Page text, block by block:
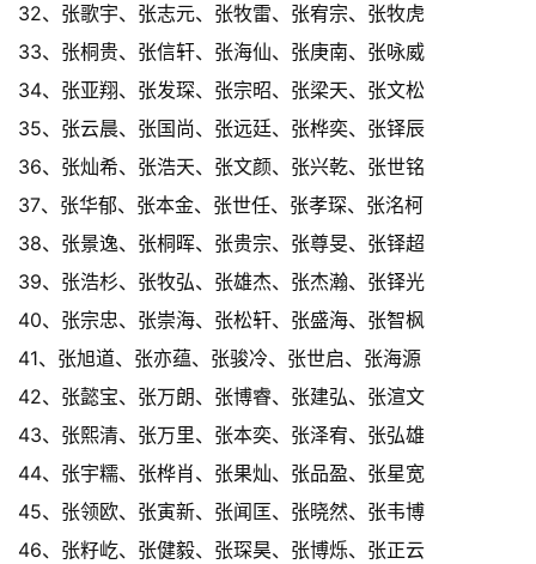
32、张歌宇、张志元、张牧雷、张宥宗、张牧虎
33、张桐贵、张信轩、张海仙、张庚南、张咏威
34、张亚翔、张发琛、张宗昭、张梁天、张文松
35、张云晨、张国尚、张远廷、张桦奕、张铎辰
36、张灿希、张浩天、张文颜、张兴乾、张世铭
37、张华郁、张本金、张世任、张孝琛、张洺柯
38、张景逸、张桐晖、张贵宗、张尊旻、张铎超
39、张浩杉、张牧弘、张雄杰、张杰瀚、张铎光
40、张宗忠、张崇海、张松轩、张盛海、张智枫
41、张旭道、张亦蕴、张骏冷、张世启、张海源
42、张懿宝、张万朗、张博睿、张建弘、张渲文
43、张熙清、张万里、张本奕、张泽宥、张弘雄
44、张宇糯、张桦肖、张果灿、张品盈、张星宽
45、张领欧、张寅新、张闻匡、张晓然、张韦博
46、张籽屹、张健毅、张琛昊、张博烁、张正云